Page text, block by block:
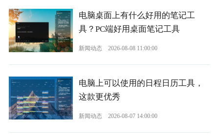
电脑桌面上有什么好用的笔记工
具？PC端好用桌面笔记工具
新闻动态 2026-08-08 11:00:00
电脑上可以使用的日程日历工具，
这款更优秀
新闻动态 2026-08-07 14:00:00